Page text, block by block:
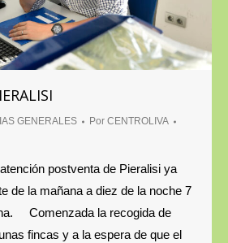
GENERALES Por CENTROLIVA
postventa de Pieralisi ya
de la mañana a diez de la noche 7
Comenzada la recogida de
fincas y a la espera de que el